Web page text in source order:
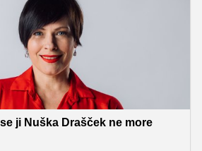
Sašem Staretom pogovorili tudi o
navadah med snemanji.
ji Nuška Drašček ne more